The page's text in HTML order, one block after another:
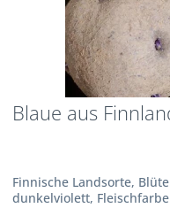
Blaue aus
Finnische Landsorte,
dunkelviolett,